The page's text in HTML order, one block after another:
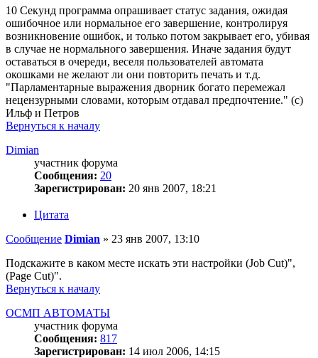
10 Секунд программа опрашивает статус задания, ожидая
ошибочное или нормальное его завершение, контролируя
возникновение ошибок, и только потом закрывает его, убивая
в случае не нормального завершения. Иначе задания будут
оставаться в очереди, веселя пользователей автомата
окошками не желают ли они повторить печать и т.д.
"Парламентарные выражения дворник богато перемежал
нецензурными словами, которым отдавал предпочтение." (с)
Ильф и Петров
Вернуться к началу
Dimian
участник форума
Сообщения: 20
Зарегистрирован: 20 янв 2007, 18:21
Цитата
Сообщение Dimian » 23 янв 2007, 13:10
Подскажите в каком месте искать эти настройки (Job Cut)",
(Page Cut)".
Вернуться к началу
ОСМП АВТОМАТЫ
участник форума
Сообщения: 817
Зарегистрирован: 14 июл 2006, 14:15